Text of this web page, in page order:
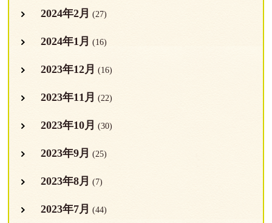
2024年2月 (27)
2024年1月 (16)
2023年12月 (16)
2023年11月 (22)
2023年10月 (30)
2023年9月 (25)
2023年8月 (7)
2023年7月 (44)